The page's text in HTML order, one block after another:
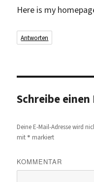
Here is my
Antworten
Schreibe
Deine E-Mail-Adresse wird
mit * markiert
KOMMENTAR